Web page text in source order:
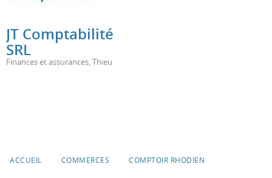
JT Comptabilité
SRL
Finances et assurances, Thieu
ACCUEIL COMMERCES COMPTOIR RHODIEN